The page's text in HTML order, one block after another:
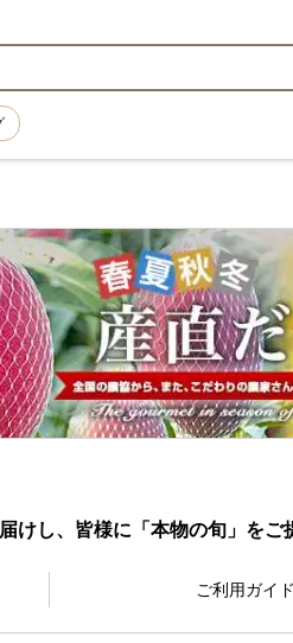
けし、皆様に「本物の旬」をご
ご利用ガイド